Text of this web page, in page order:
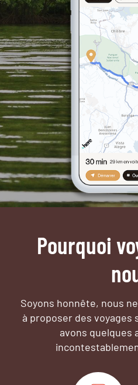
Pourquoi
Soyons honnête, nous
à proposer des voyages
avons quelques